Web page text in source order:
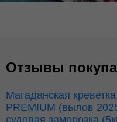
Отзывы
Магаданская
PREMIUM (вылов